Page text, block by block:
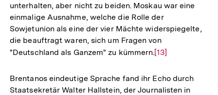
unterhalten, aber nicht zu beiden. Moskau war eine
einmalige Ausnahme, welche die Rolle der
Sowjetunion als eine der vier Mächte widerspiegelte,
die beauftragt waren, sich um Fragen von
"Deutschland als Ganzem" zu kümmern.Zur
der
Fußnote
[13]
Brentanos eindeutige Sprache fand ihr Echo durch
Staatsekretär Walter Hallstein, der Journalisten in